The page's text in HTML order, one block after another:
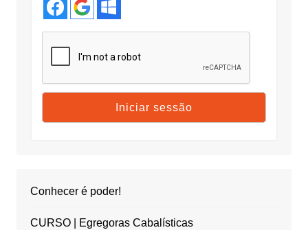
Conhecer é poder!
CURSO | Egregoras Cabalísticas